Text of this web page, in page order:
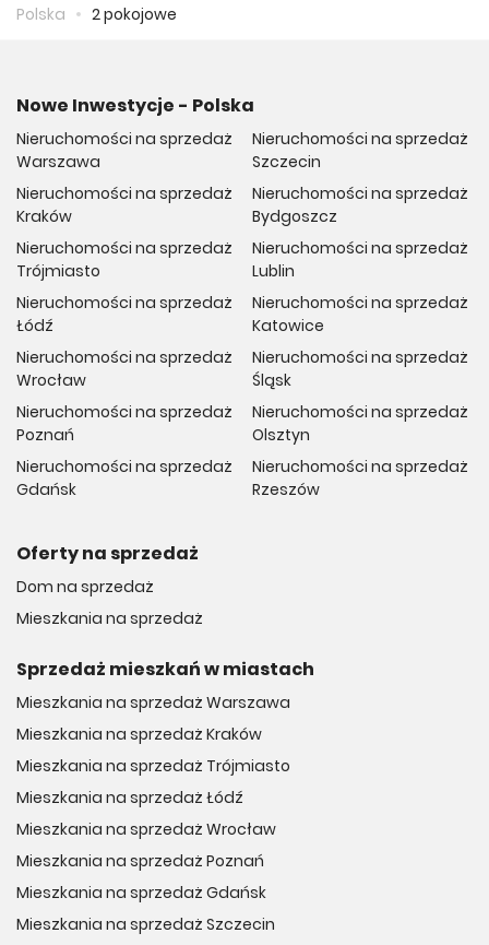
Polska 2 pokojowe
Nowe Inwestycje - Polska
Nieruchomości na sprzedaż
Warszawa
Nieruchomości na sprzedaż
Kraków
Nieruchomości na sprzedaż
Trójmiasto
Nieruchomości na sprzedaż
Łódź
Nieruchomości na sprzedaż
Wrocław
Nieruchomości na sprzedaż
Poznań
Nieruchomości na sprzedaż
Gdańsk
Nieruchomości na sprzedaż
Szczecin
Nieruchomości na sprzedaż
Bydgoszcz
Nieruchomości na sprzedaż
Lublin
Nieruchomości na sprzedaż
Katowice
Nieruchomości na sprzedaż
Śląsk
Nieruchomości na sprzedaż
Olsztyn
Nieruchomości na sprzedaż
Rzeszów
Oferty na sprzedaż
Dom na sprzedaż
Mieszkania na sprzedaż
Sprzedaż mieszkań w miastach
Mieszkania na sprzedaż Warszawa
Mieszkania na sprzedaż Kraków
Mieszkania na sprzedaż Trójmiasto
Mieszkania na sprzedaż Łódź
Mieszkania na sprzedaż Wrocław
Mieszkania na sprzedaż Poznań
Mieszkania na sprzedaż Gdańsk
Mieszkania na sprzedaż Szczecin